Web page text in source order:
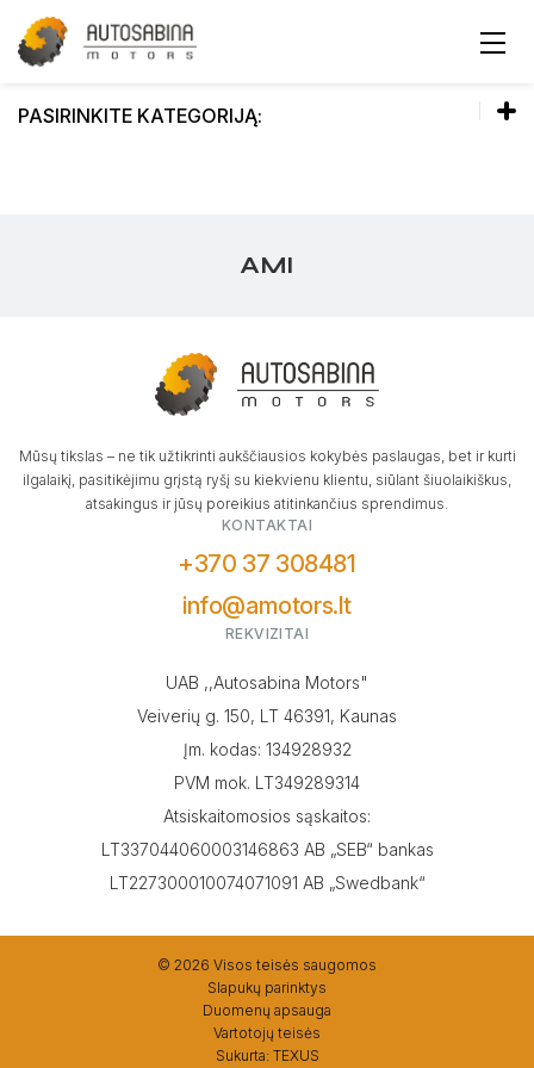
PASIRINKITE KATEGORIJĄ:
Automobilio konfigūratorius
AMI
Mūsų tikslas – ne tik užtikrinti aukščiausios kokybės paslaugas, bet ir kurti
ilgalaikį, pasitikėjimu grįstą ryšį su kiekvienu klientu, siūlant šiuolaikiškus,
atsakingus ir jūsų poreikius atitinkančius sprendimus.
KONTAKTAI
+370 37 308481
info@amotors.lt
REKVIZITAI
UAB ,,Autosabina Motors"
Veiverių g. 150, LT 46391, Kaunas
Įm. kodas: 134928932
PVM mok. LT349289314
Atsiskaitomosios sąskaitos:
LT337044060003146863 AB „SEB“ bankas
LT227300010074071091 AB „Swedbank“
© 2026 Visos teisės saugomos
Slapukų parinktys
Duomenų apsauga
Vartotojų teisės
Sukurta: TEXUS